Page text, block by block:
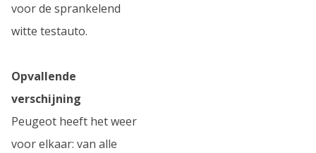
voor de sprankelend
witte testauto.
Opvallende
verschijning
Peugeot heeft het weer
voor elkaar: van alle